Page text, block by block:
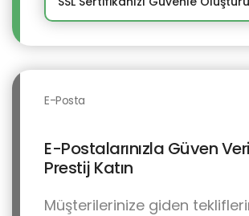
E-Posta
E-Postalarınızla Güven
Prestij Katın
Müşterilerinize giden